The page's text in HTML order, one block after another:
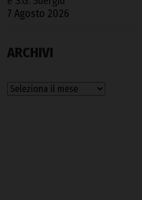
7 Agosto 2026
ARCHIVI
Archivi